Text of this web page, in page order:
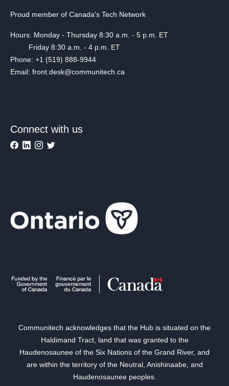
Proud member of Canada's Tech Network
Hours: Monday - Thursday 8:30 a.m. - 5 p.m. ET
Friday 8:30 a.m. - 4 p.m. ET
Phone: +1 (519) 888-9944
Email: front.desk@communitech.ca
Connect with us
Communitech acknowledges that the Hub is situated on the
Haldimand Tract, land that was granted to the
Haudenosaunee of the Six Nations of the Grand River, and
are within the territory of the Neutral, Anishinaabe, and
Haudenosaunee peoples.